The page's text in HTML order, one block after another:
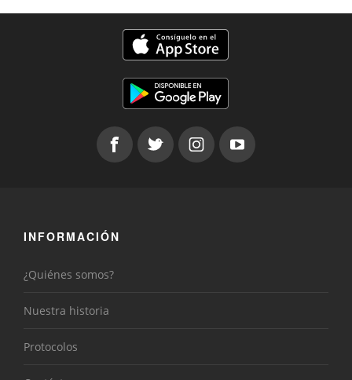
INFORMACIÓN
¿Quiénes somos?
Nuestra historia
Protocolos